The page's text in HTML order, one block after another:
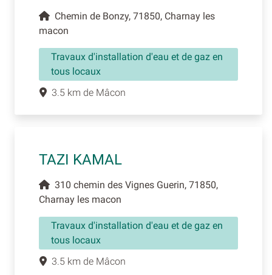
Chemin de Bonzy, 71850, Charnay les
macon
Travaux d'installation d'eau et de gaz en
tous locaux
3.5 km de Mâcon
TAZI KAMAL
310 chemin des Vignes Guerin, 71850,
Charnay les macon
Travaux d'installation d'eau et de gaz en
tous locaux
3.5 km de Mâcon